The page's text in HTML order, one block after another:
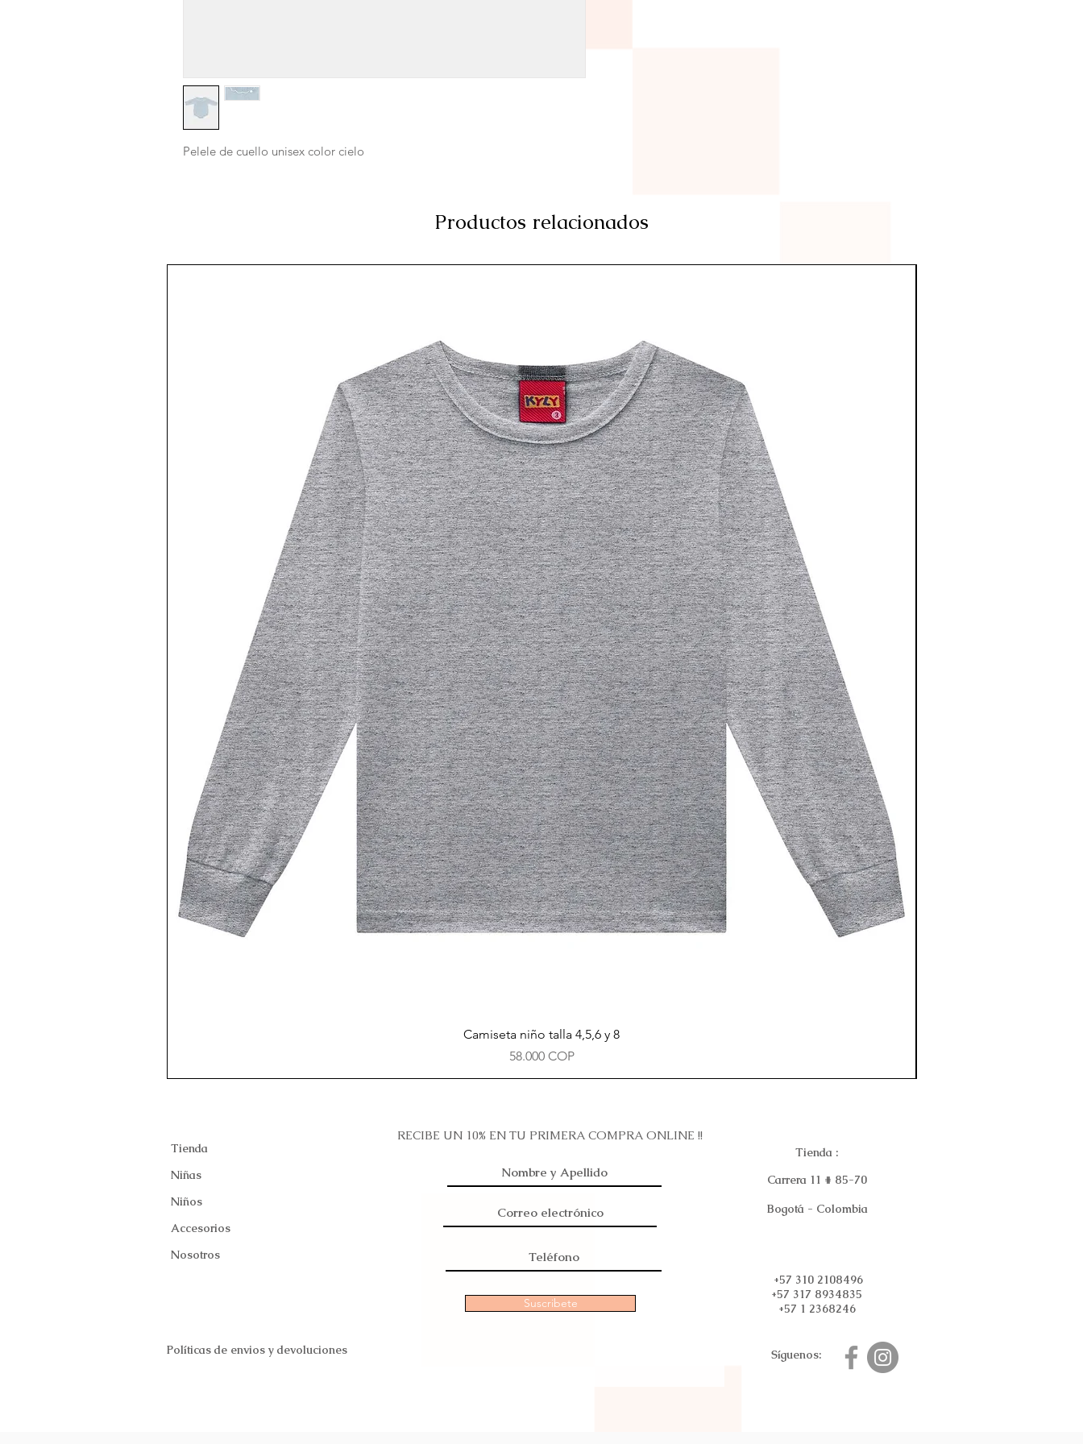
Pelele de cuello unisex color cielo
Productos relacionados
Vista rápida
Camiseta niño talla 4,5,6 y 8
Precio
58.000 COP
Tienda
Niñas
Niños
Accesorios
Nosotros
Políticas de envios y devoluciones
RECIBE UN 10% EN TU PRIMERA COMPRA ONLINE !!
Suscribete
Tienda :
Carrera 11 # 85-70
Bogotá - Colombia
+57 310 2108496
+57 317 8934835
+57 1 2368246
Síguenos: